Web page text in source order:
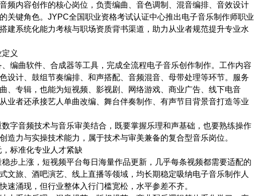
频内容创作的核心岗位，负责编曲、音色调制、混音编排、音效设计
关键角色。 JYPC全国职业资格考试认证中心推出电子音乐制作师职业
建系统化能力考核与职场资质背书渠道，助力从业者规范提升专业水
义
编曲软件、合成器等工具，完成全流程电子音乐创作制作。工作内容
设计、鼓组节奏编排、和声搭配、音频混音、母带处理等环节。服务
、专辑，也能为短视频、影视剧、网络游戏、商业广告、线下电音
业者还承接艺人单曲改编、舞台伴奏制作、有声节目背景音打造等业
字音频技术与音乐审美结合，既要掌握乐理和声基础，也要熟练操作
造力与实操技术能力，属于技术与审美兼备的复合型音乐岗位。
标准化专业人才紧缺
步上涨，短视频平台每日海量作品更新，几乎每条视频都需要适配的
文旅、酒吧演艺、线上直播等领域，均长期稳定吸纳电子音乐制作人
速涌现，但行业整体入行门槛宽松，水平参差不齐。